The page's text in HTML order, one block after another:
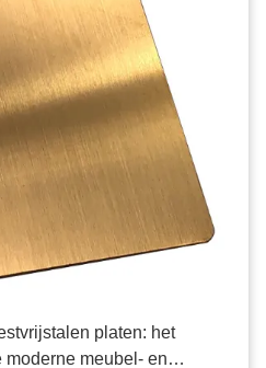
platen: het
meubel- en